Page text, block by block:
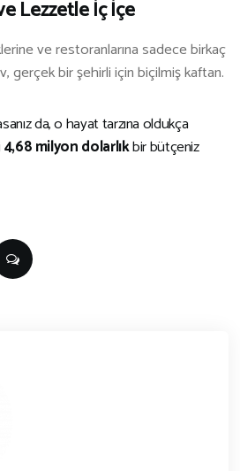
Lezzetle İç İçe
ve restoranlarına sadece birkaç
gerçek bir şehirli için biçilmiş kaftan.
da, o hayat tarzına oldukça
4,68 milyon dolarlıkbir bütçeniz